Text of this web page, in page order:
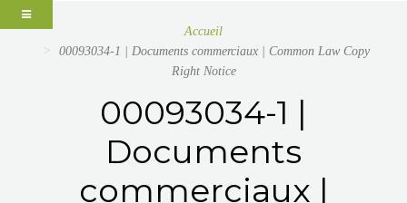
Accueil
00093034-1 | Documents commerciaux | Common Law Copy
Right Notice
00093034-1 |
Documents
commerciaux |